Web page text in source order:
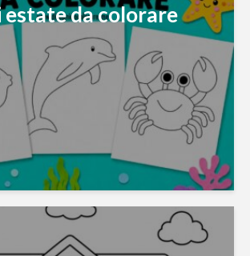
estate da colorare